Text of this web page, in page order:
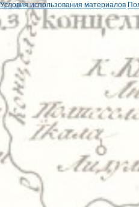
Условия использования материалов